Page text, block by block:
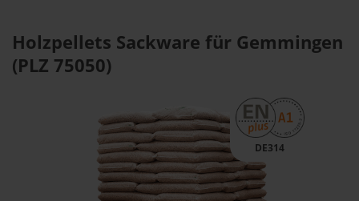
Holzpellets Sackware für Gemmingen
(PLZ 75050)
DE314